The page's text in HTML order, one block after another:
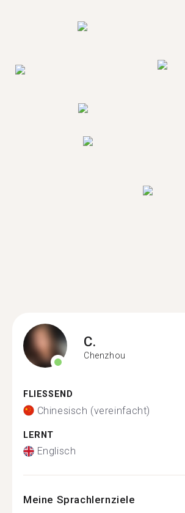
C.
Chenzhou
FLIESSEND
Chinesisch (vereinfacht)
LERNT
Englisch
Meine Sprachlernziele